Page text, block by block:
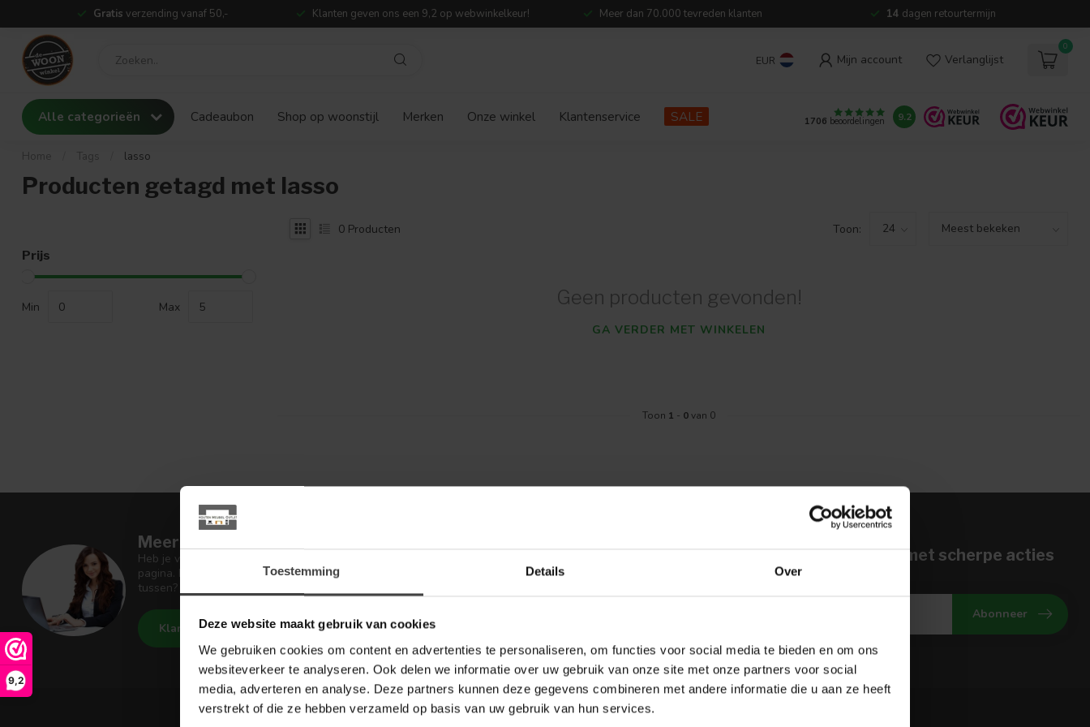
Toestemming Details Over
Deze website maakt gebruik van cookies
We gebruiken cookies om content en advertenties te personaliseren, om functies voor social media te bieden en om ons
websiteverkeer te analyseren. Ook delen we informatie over uw gebruik van onze site met onze partners voor social
media, adverteren en analyse. Deze partners kunnen deze gegevens combineren met andere informatie die u aan ze heeft
verstrekt of die ze hebben verzameld op basis van uw gebruik van hun services.
9,2
Gratis verzending vanaf 50,- Klanten geven ons een 9,2 op webwinkelkeur! Meer dan 70.000 tevreden klanten 14 dagen retourtermijn
EUR Mijn account Verlanglijst
0
Alle categorieën Cadeaubon Shop op woonstijl Merken Onze winkel Klantenservice SALE 1706 beoordelingen 9.2
Home Tags lasso
Producten getagd met lasso
Prijs
Min Max
0 Producten Toon:
Geen producten gevonden!
GA VERDER MET WINKELEN
Toon 1 - 0van 0
Meer informatie
Heb je vragen over onze artikelen of jouw aankoop? Bekijk dan de klantenservice
pagina. Daar staan antwoorden op veel gestelde vragen. Staat jouw vraag er niet
tussen? Dan staat er ook vermeld hoe je contact met ons kunt opnemen.
Klantenservice Houten Meubel Outlet
Meld je aan voor onze nieuwbrief met scherpe acties
Blijf op de hoogte van onze actuele aanbiedingen
Abonneer